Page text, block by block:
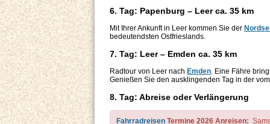
6. Tag: Papenburg – Leer ca. 35 km
Mit Ihrer Ankunft in Leer kommen Sie der
bedeutendsten Ostfrieslands.
7. Tag: Leer – Emden ca. 35 km
Radtour von Leer nach Emden. Eine Fähre
Genießen Sie den ausklingenden Tag in der
8. Tag: Abreise oder Verlängerung
Fahrradreisen Termine 2026 Anreisen: